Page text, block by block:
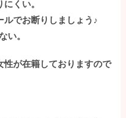
くい。
でお断りしましょう♪
い。
性が在籍しておりますので